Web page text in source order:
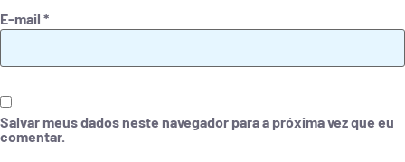
E-mail *
Salvar meus dados neste navegador para a próxima vez que eu
comentar.